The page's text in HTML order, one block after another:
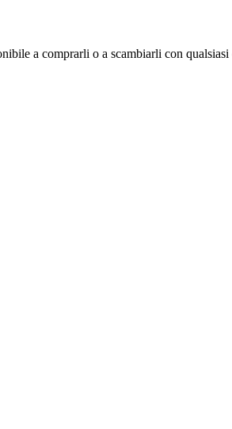
a comprarli o a scambiarli con qualsiasi